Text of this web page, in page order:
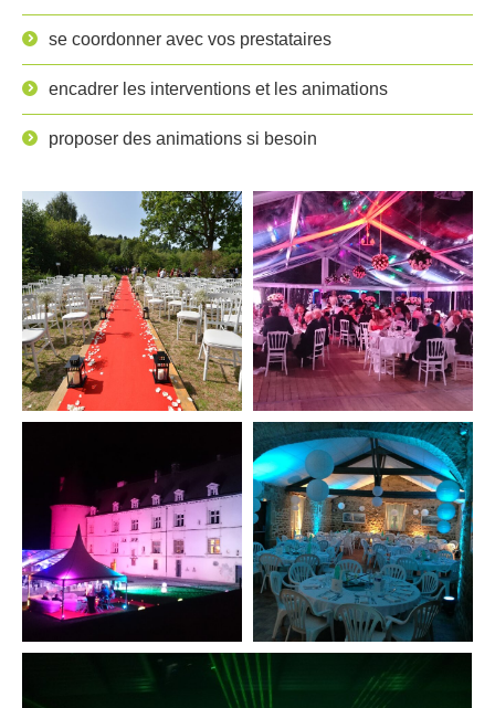
se coordonner avec vos prestataires
encadrer les interventions et les animations
proposer des animations si besoin